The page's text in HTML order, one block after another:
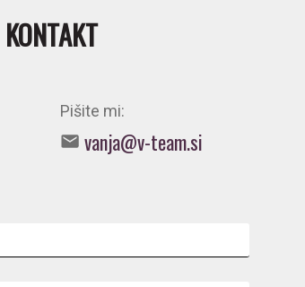
KONTAKT
Pišite mi:
vanja@v-team.si